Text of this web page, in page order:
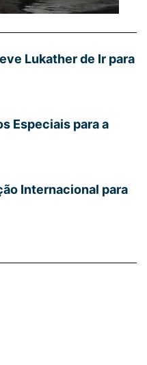
Lukather de Ir para
Especiais para a
Internacional para